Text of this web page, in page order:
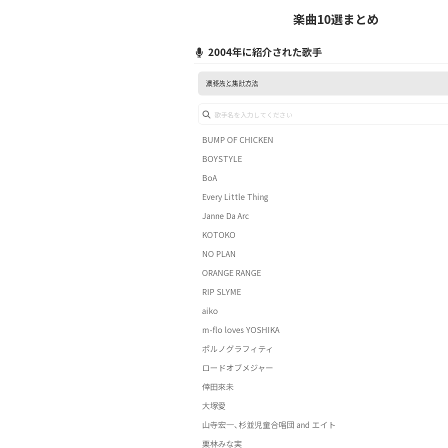
楽曲10選まとめ
2004年に紹介された歌手
遷移先と集計方法
込んだ状態で表示されます。
で同じ歌手の曲を複数紹介している場合でも1回とカウントします。
BUMP OF CHICKEN
BOYSTYLE
BoA
Every Little Thing
Janne Da Arc
KOTOKO
NO PLAN
ORANGE RANGE
RIP SLYME
aiko
m-flo loves YOSHIKA
ポルノグラフィティ
ロードオブメジャー
倖田來未
大塚愛
山寺宏一、杉並児童合唱団 and エイト
栗林みな実